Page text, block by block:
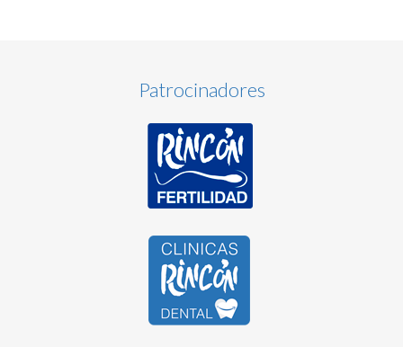
Patrocinadores